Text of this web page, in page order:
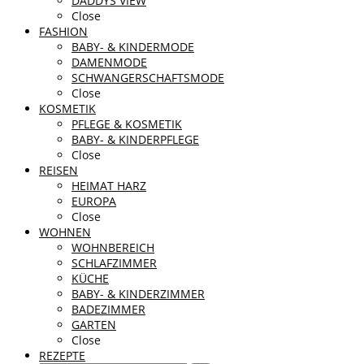
Close
FASHION
BABY- & KINDERMODE
DAMENMODE
SCHWANGERSCHAFTSMODE
Close
KOSMETIK
PFLEGE & KOSMETIK
BABY- & KINDERPFLEGE
Close
REISEN
HEIMAT HARZ
EUROPA
Close
WOHNEN
WOHNBEREICH
SCHLAFZIMMER
KÜCHE
BABY- & KINDERZIMMER
BADEZIMMER
GARTEN
Close
REZEPTE